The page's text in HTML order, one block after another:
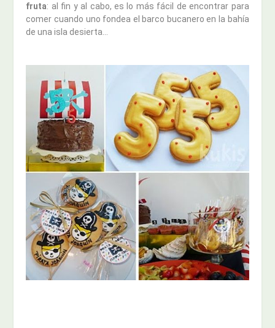
fruta: al fin y al cabo, es lo más fácil de encontrar para
comer cuando uno fondea el barco bucanero en la bahía
de una isla desierta…